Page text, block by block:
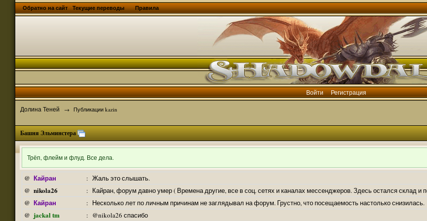
Обратно на сайт Текущие переводы Правила
Войти Регистрация
Долина Теней → Публикации kazin
Башня Эльминстера
Трёп, флейм и флуд. Все дела.
@ Кайран : Жаль это слышать.
@ nikola26 : Кайран, форум давно умер ( Времена другие, все в соц. сетях и каналах мессенджеров. Здесь остался склад и
@ Кайран : Несколько лет по личным причинам не заглядывал на форум. Грустно, что посещаемость настолько снизилась.
@ jackal tm : @nikola26 спасибо